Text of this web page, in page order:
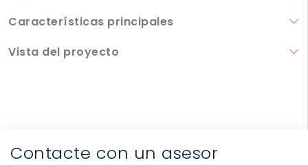
Características principales
Vista del proyecto
Contacte con un asesor